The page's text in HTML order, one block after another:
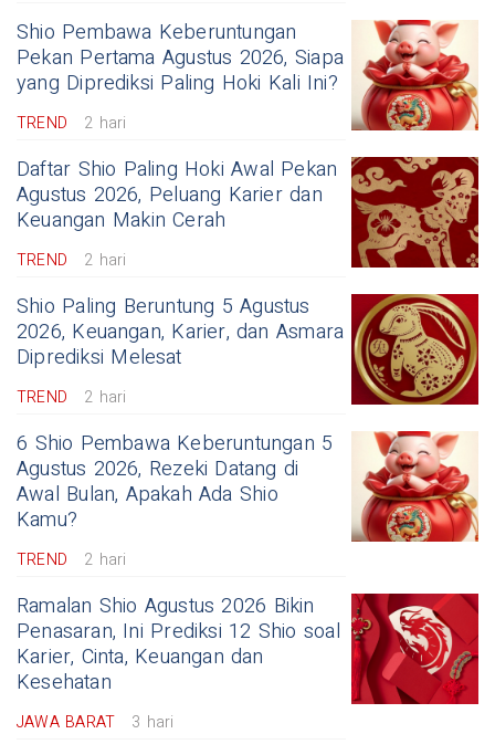
Shio Pembawa Keberuntungan
Pekan Pertama Agustus 2026, Siapa
yang Diprediksi Paling Hoki Kali Ini?
TREND 2 hari
Daftar Shio Paling Hoki Awal Pekan
Agustus 2026, Peluang Karier dan
Keuangan Makin Cerah
TREND 2 hari
Shio Paling Beruntung 5 Agustus
2026, Keuangan, Karier, dan Asmara
Diprediksi Melesat
TREND 2 hari
6 Shio Pembawa Keberuntungan 5
Agustus 2026, Rezeki Datang di
Awal Bulan, Apakah Ada Shio
Kamu?
TREND 2 hari
Ramalan Shio Agustus 2026 Bikin
Penasaran, Ini Prediksi 12 Shio soal
Karier, Cinta, Keuangan dan
Kesehatan
JAWA BARAT 3 hari